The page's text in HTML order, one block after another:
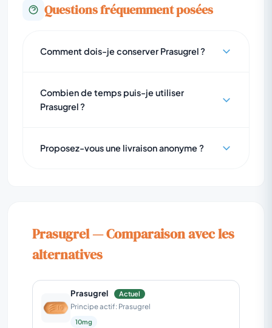
Questions fréquemment posées
Comment dois-je conserver Prasugrel ?
Combien de temps puis-je utiliser
Prasugrel ?
Proposez-vous une livraison anonyme ?
Prasugrel — Comparaison avec les
alternatives
Prasugrel Actuel
Principe actif: Prasugrel
10mg